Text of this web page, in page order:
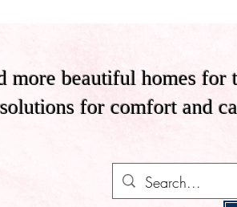
more beautiful homes for
for comfort and